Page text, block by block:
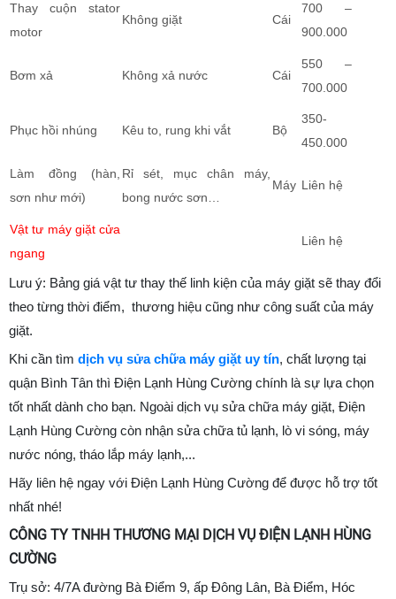
Thay cuộn stator
motor
Không giặt Cái
700 –
900.000
Bơm xả Không xả nước Cái
550 –
700.000
Phục hồi nhúng Kêu to, rung khi vắt Bộ
350-
450.000
Làm đồng (hàn,
sơn như mới)
Rỉ sét, mục chân máy,
bong nước sơn…
Máy Liên hệ
Vật tư máy giặt cửa
ngang
Liên hệ
Lưu ý: Bảng giá vật tư thay thế linh kiện của máy giặt sẽ thay đổi
theo từng thời điểm, thương hiệu cũng như công suất của máy
giặt.
Khi cần tìm dịch vụ sửa chữa máy giặt uy tín, chất lượng tại
quận Bình Tân thì Điện Lạnh Hùng Cường chính là sự lựa chọn
tốt nhất dành cho bạn. Ngoài dịch vụ sửa chữa máy giặt, Điện
Lạnh Hùng Cường còn nhận sửa chữa tủ lạnh, lò vi sóng, máy
nước nóng, tháo lắp máy lạnh,...
Hãy liên hệ ngay với Điện Lạnh Hùng Cường để được hỗ trợ tốt
nhất nhé!
CÔNG TY TNHH THƯƠNG MẠI DỊCH VỤ ĐIỆN LẠNH HÙNG
CƯỜNG
Trụ sở: 4/7A đường Bà Điểm 9, ấp Đông Lân, Bà Điểm, Hóc